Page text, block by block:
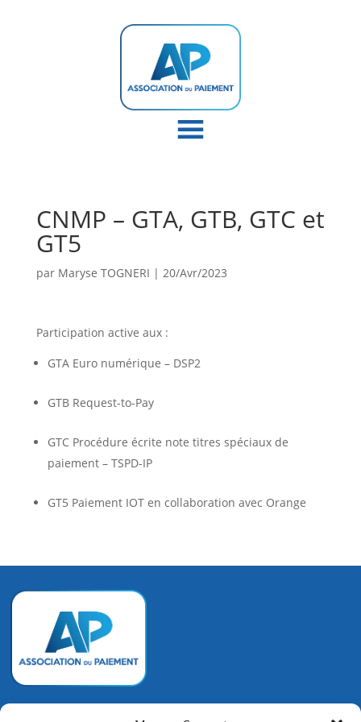
CNMP – GTA, GTB, GTC et
GT5
par Maryse TOGNERI | 20/Avr/2023
Participation active aux :
GTA Euro numérique – DSP2
GTB Request-to-Pay
GTC Procédure écrite note titres spéciaux de
paiement – TSPD-IP
GT5 Paiement IOT en collaboration avec Orange
Association du Paiement